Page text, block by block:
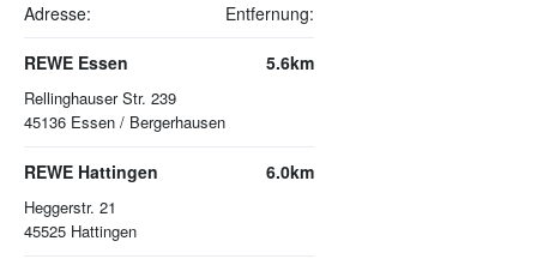
Adresse: Entfernung:
REWE Essen
Rellinghauser Str. 239
45136 Essen / Bergerhausen
5.6km
REWE Hattingen
Heggerstr. 21
45525 Hattingen
6.0km